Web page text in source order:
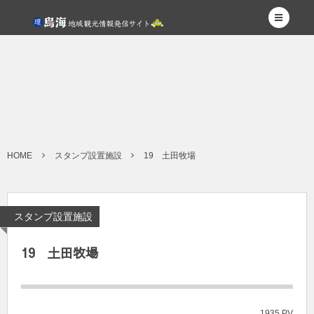
HOME スタンプ設置施設 19 土田牧場
スタンプ設置施設
19 土田牧場